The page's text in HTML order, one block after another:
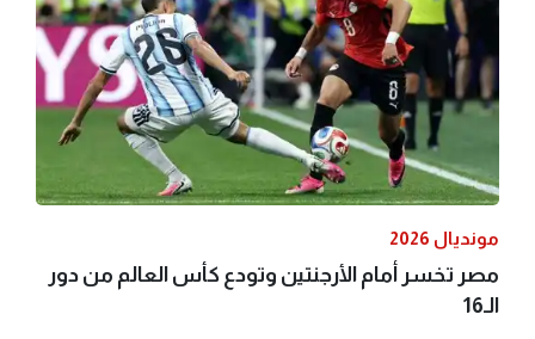
مونديال 2026
مصر تخسر أمام الأرجنتين وتودع كأس العالم من دور
الـ16